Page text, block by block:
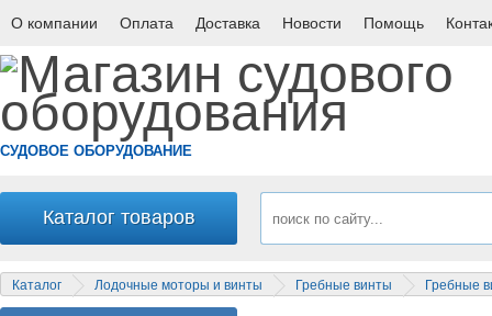
О компании Оплата Доставка Новости Помощь
СУДОВОЕ ОБОРУДОВАНИЕ
Каталог товаров
Каталог Лодочные моторы и винты Гребные винты Гребные